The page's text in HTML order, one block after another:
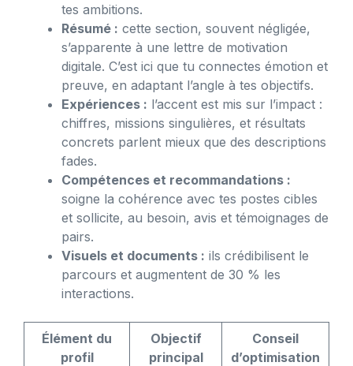
tes ambitions.
Résumé : cette section, souvent négligée,
s’apparente à une lettre de motivation
digitale. C’est ici que tu connectes émotion et
preuve, en adaptant l’angle à tes objectifs.
Expériences : l’accent est mis sur l’impact :
chiffres, missions singulières, et résultats
concrets parlent mieux que des descriptions
fades.
Compétences et recommandations :
soigne la cohérence avec tes postes cibles
et sollicite, au besoin, avis et témoignages de
pairs.
Visuels et documents : ils crédibilisent le
parcours et augmentent de 30 % les
interactions.
Élément du
profil
Objectif
principal
Conseil
d’optimisation